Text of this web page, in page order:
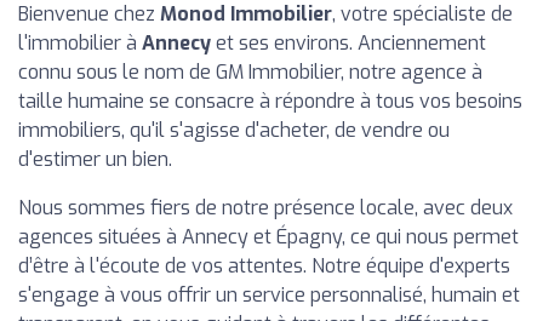
Bienvenue chez Monod Immobilier, votre spécialiste de
l'immobilier à Annecyet ses environs. Anciennement
connu sous le nom de GM Immobilier, notre agence à
taille humaine se consacre à répondre à tous vos besoins
immobiliers, qu'il s'agisse d'acheter, de vendre ou
d'estimer un bien.
Nous sommes fiers de notre présence locale, avec deux
agences situées à Annecy et Épagny, ce qui nous permet
d’être à l'écoute de vos attentes. Notre équipe d'experts
s'engage à vous offrir un service personnalisé, humain et